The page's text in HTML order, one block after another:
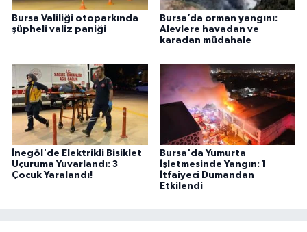
Bursa Valiliği otoparkında
şüpheli valiz paniği
Bursa’da orman yangını:
Alevlere havadan ve
karadan müdahale
İnegöl'de Elektrikli Bisiklet
Uçuruma Yuvarlandı: 3
Çocuk Yaralandı!
Bursa'da Yumurta
İşletmesinde Yangın: 1
İtfaiyeci Dumandan
Etkilendi